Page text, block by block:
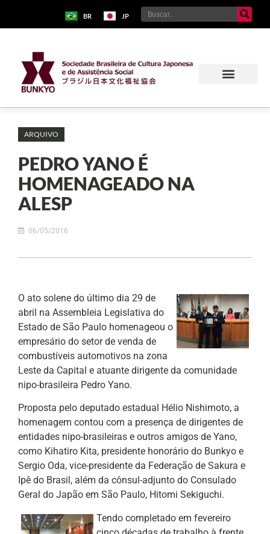
BR JP
ARQUIVO
PEDRO YANO É
HOMENAGEADO NA
ALESP
06/05/2016
O ato solene do último dia 29 de
abril na Assembleia Legislativa do
Estado de São Paulo homenageou o
empresário do setor de venda de
combustíveis automotivos na zona
Leste da Capital e atuante dirigente da comunidade
nipo-brasileira Pedro Yano.
Proposta pelo deputado estadual Hélio Nishimoto, a
homenagem contou com a presença de dirigentes de
entidades nipo-brasileiras e outros amigos de Yano,
como Kihatiro Kita, presidente honorário do Bunkyo e
Sergio Oda, vice-presidente da Federação de Sakura e
Ipê do Brasil, além da cônsul-adjunto do Consulado
Geral do Japão em São Paulo, Hitomi Sekiguchi.
Tendo completado em fevereiro